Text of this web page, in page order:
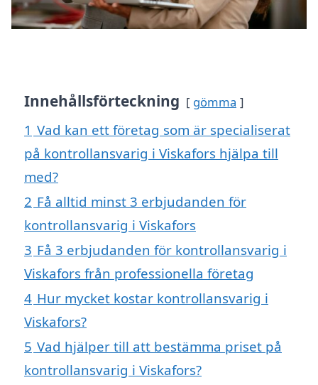
Innehållsförteckning gömma
1 Vad kan ett företag som är specialiserat
på kontrollansvarig i Viskafors hjälpa till
med?
2 Få alltid minst 3 erbjudanden för
kontrollansvarig i Viskafors
3 Få 3 erbjudanden för kontrollansvarig i
Viskafors från professionella företag
4 Hur mycket kostar kontrollansvarig i
Viskafors?
5 Vad hjälper till att bestämma priset på
kontrollansvarig i Viskafors?